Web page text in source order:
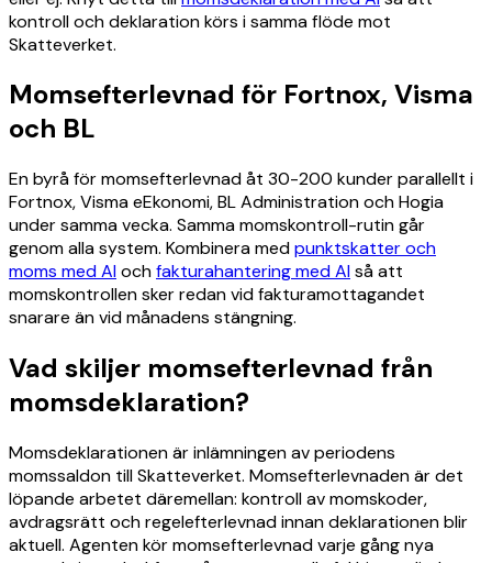
kontroll och deklaration körs i samma flöde mot
Skatteverket.
Momsefterlevnad för Fortnox, Visma
och BL
En byrå för momsefterlevnad åt 30-200 kunder parallellt i
Fortnox, Visma eEkonomi, BL Administration och Hogia
under samma vecka. Samma momskontroll-rutin går
genom alla system. Kombinera medpunktskatter och
moms med AIochfakturahantering med AIså att
momskontrollen sker redan vid fakturamottagandet
snarare än vid månadens stängning.
Vad skiljer momsefterlevnad från
momsdeklaration?
Momsdeklarationen är inlämningen av periodens
momssaldon till Skatteverket. Momsefterlevnaden är det
löpande arbetet däremellan: kontroll av momskoder,
avdragsrätt och regelefterlevnad innan deklarationen blir
aktuell. Agenten kör momsefterlevnad varje gång nya